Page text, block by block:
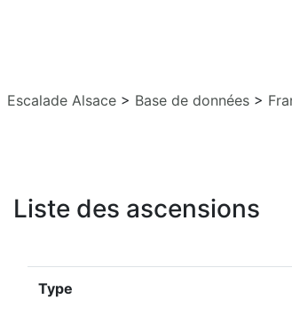
Escalade Alsace > Base de données >
Liste des ascensions
Type